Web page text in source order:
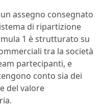
assegno consegnato
di ripartizione
1 è strutturato su
tra la società
partecipanti, e
conto sia dei
del valore